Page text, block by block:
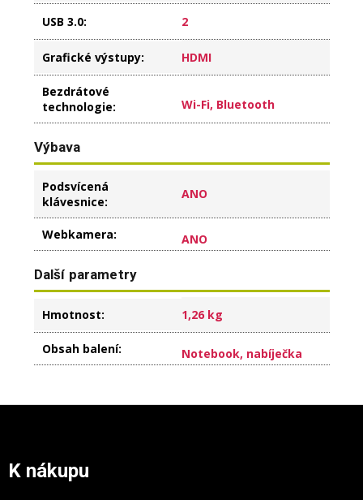
USB 3.0: 2
Grafické výstupy: HDMI
Bezdrátové
technologie: Wi-Fi, Bluetooth
Výbava
Podsvícená
klávesnice: ANO
Webkamera: ANO
Další parametry
Hmotnost: 1,26 kg
Obsah balení: Notebook, nabíječka
K nákupu